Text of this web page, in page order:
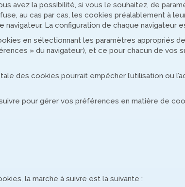
avez la possibilité, si vous le souhaitez, de
au cas par cas, les cookies préalablement à
La configuration de chaque navigateur
en sélectionnant les paramètres appropriés
» du navigateur), et ce pour chacun de vos
des cookies pourrait empêcher l’utilisation ou
pour gérer vos préférences en matière de
la marche à suivre est la suivante :